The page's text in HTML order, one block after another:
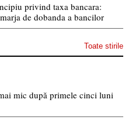
privind taxa bancara:
de dobanda a bancilor
Toate stirile
mic după primele cinci luni